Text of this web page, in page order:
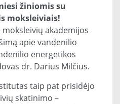
žiniomis su
moksleiviais!
akademijos
apie vandenilio
energetikos
dr. Darius Milčius.
taip pat prisidėjo
skatinimo –